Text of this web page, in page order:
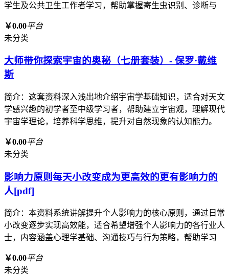
学生及公共卫生工作者学习，帮助掌握寄生虫识别、诊断与
￥0.00平台
未分类
大师带你探索宇宙的奥秘（七册套装）- 保罗·戴维
斯
简介：这套资料深入浅出地介绍宇宙学基础知识，适合对天文
学感兴趣的初学者至中级学习者，帮助建立宇宙观，理解现代
宇宙学理论，培养科学思维，提升对自然现象的认知能力。
￥0.00平台
未分类
影响力原则每天小改变成为更高效的更有影响力的
人[pdf]
简介：本资料系统讲解提升个人影响力的核心原则，通过日常
小改变逐步实现高效能，适合希望增强个人影响力的各行业人
士，内容涵盖心理学基础、沟通技巧与行为策略，帮助学习
￥0.00平台
未分类